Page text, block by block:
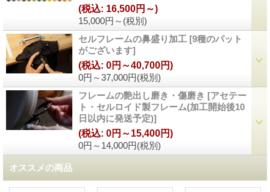
15,000円～ (税別)
(税込: 16,500円～)
セルフレームの鼻盛り加工 [9種のパット
がございます]
0円～37,000円(税別)
(税込: 0円～40,700円)
フレームの艶出し磨き・傷磨き [アセテー
ト・セルロイド製フレーム(加工開始後10
日以内に発送予定)]
0円～14,000円(税別)
(税込: 0円～15,400円)
オススメの商品